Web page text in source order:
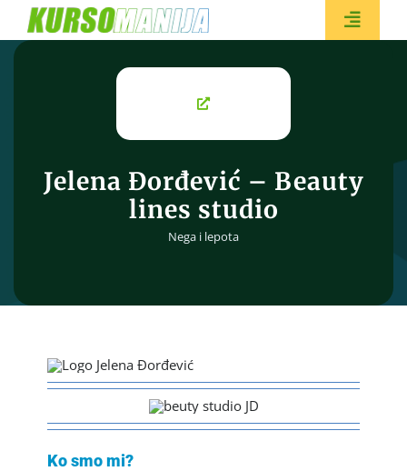
content
Toggle
Jelena Đorđević – Beauty
lines studio
Nega i lepota
Ko smo mi?